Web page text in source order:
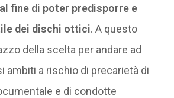
fine di poter predisporre e
dei dischi ottici. A questo
della scelta per andare ad
ambiti a rischio di precarietà di
e di condotte